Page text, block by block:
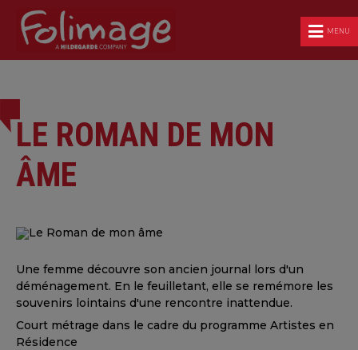
MENU
LE ROMAN DE MON
ÂME
Une femme découvre son ancien journal lors d'un
déménagement. En le feuilletant, elle se remémore les
souvenirs lointains d'une rencontre inattendue.
Court métrage dans le cadre du programme Artistes en
Résidence